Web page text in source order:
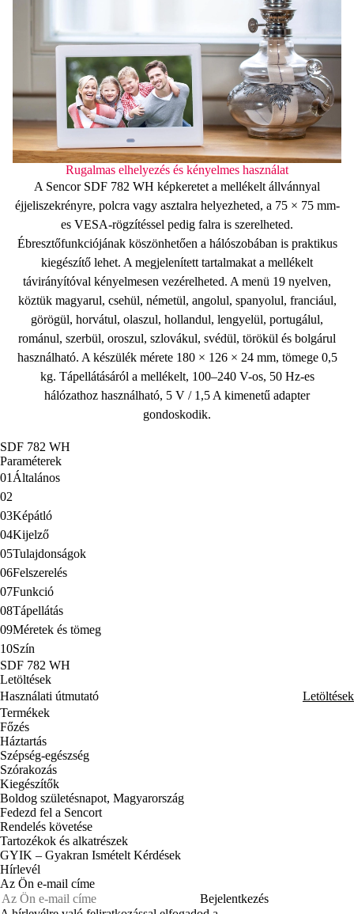
Rugalmas elhelyezés és kényelmes használat
A Sencor SDF 782 WH képkeretet a mellékelt állvánnyal
éjjeliszekrényre, polcra vagy asztalra helyezheted, a 75 × 75 mm-
es VESA-rögzítéssel pedig falra is szerelheted.
Ébresztőfunkciójának köszönhetően a hálószobában is praktikus
kiegészítő lehet. A megjelenített tartalmakat a mellékelt
távirányítóval kényelmesen vezérelheted. A menü 19 nyelven,
köztük magyarul, csehül, németül, angolul, spanyolul, franciául,
görögül, horvátul, olaszul, hollandul, lengyelül, portugálul,
románul, szerbül, oroszul, szlovákul, svédül, törökül és bolgárul
használható. A készülék mérete 180 × 126 × 24 mm, tömege 0,5
kg. Tápellátásáról a mellékelt, 100–240 V-os, 50 Hz-es
hálózathoz használható, 5 V / 1,5 A kimenetű adapter
gondoskodik.
SDF 782 WH
Paraméterek
01 Általános
02
03Képátló
04Kijelző
05Tulajdonságok
06Felszerelés
07Funkció
08Tápellátás
09Méretek és tömeg
10Szín
SDF 782 WH
Letöltések
Használati útmutató
Letöltések
Termékek
Főzés
Háztartás
Szépség-egészség
Szórakozás
Kiegészítők
Boldog születésnapot, Magyarország
Fedezd fel a Sencort
Rendelés követése
Tartozékok és alkatrészek
GYIK – Gyakran Ismételt Kérdések
Hírlevél
Az Ön e-mail címe
Bejelentkezés